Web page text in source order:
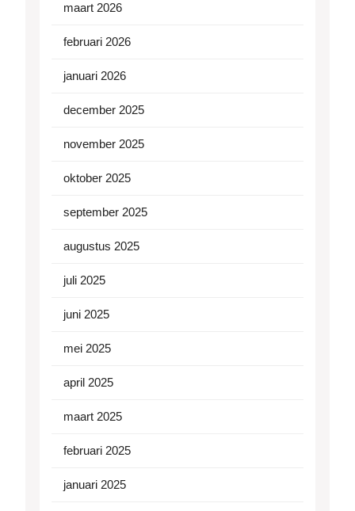
maart 2026
februari 2026
januari 2026
december 2025
november 2025
oktober 2025
september 2025
augustus 2025
juli 2025
juni 2025
mei 2025
april 2025
maart 2025
februari 2025
januari 2025